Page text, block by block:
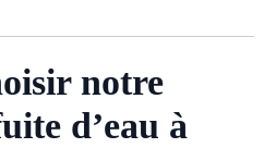
notre
d’eau à